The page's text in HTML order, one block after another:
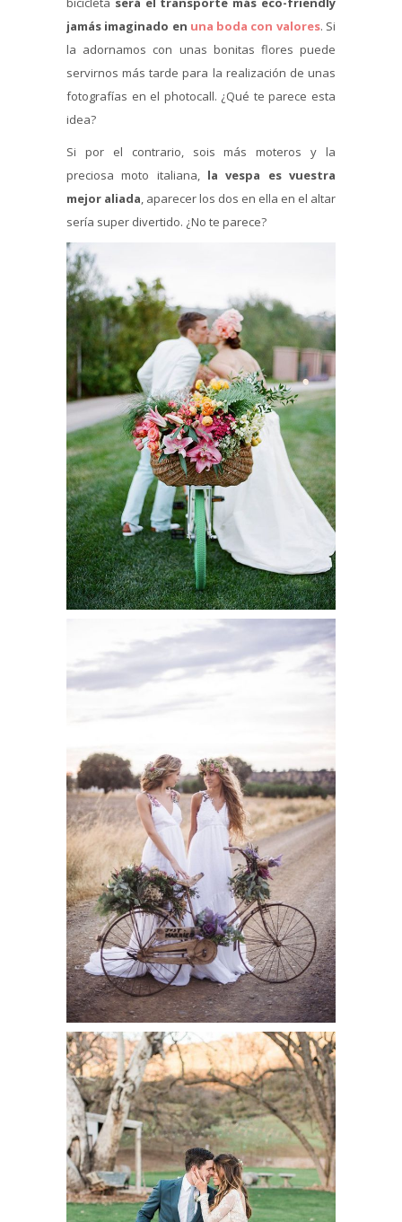
jamás imaginado en una boda con valores. Si
la adornamos con unas bonitas flores puede
servirnos más tarde para la realización de unas
fotografías en el photocall. ¿Qué te parece esta
idea?
Si por el contrario, sois más moteros y la
preciosa moto italiana,la vespa es vuestra
mejor aliada, aparecer los dos en ella en el altar
sería super divertido. ¿No te parece?